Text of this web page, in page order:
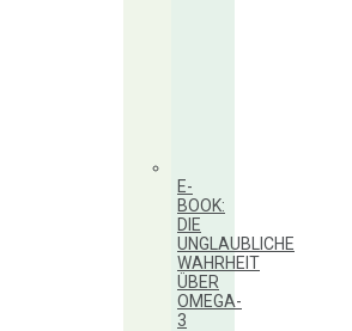
E-
BOOK:
DIE
UNGLAUBLICHE
WAHRHEIT
ÜBER
OMEGA-
3